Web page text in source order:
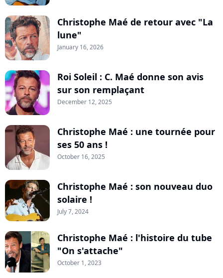
Christophe Maé de retour avec "La
lune"
January 16, 2026
Roi Soleil : C. Maé donne son avis
sur son remplaçant
December 12, 2025
Christophe Maé : une tournée pour
ses 50 ans !
October 16, 2025
Christophe Maé : son nouveau duo
solaire !
July 7, 2024
Christophe Maé : l'histoire du tube
"On s'attache"
October 1, 2023